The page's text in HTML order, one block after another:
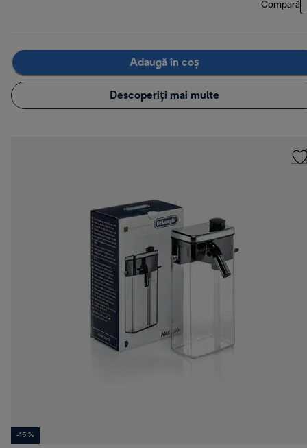
Compară
Adaugă în coș
Descoperiți mai multe
-15 %